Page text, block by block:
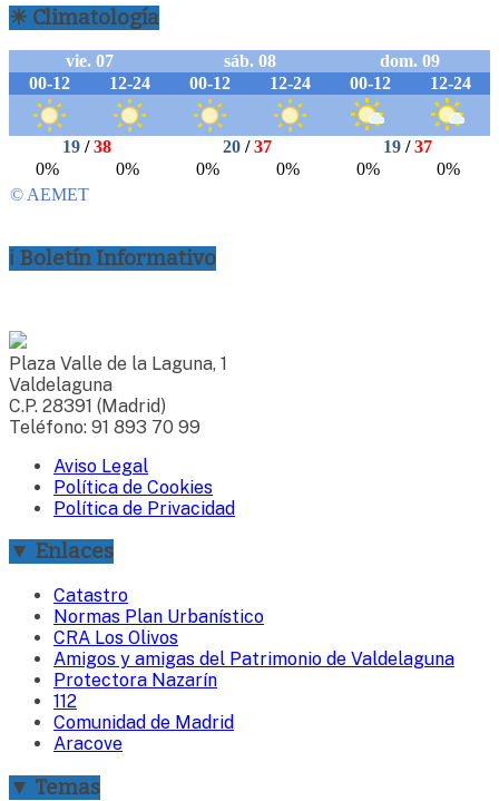
☀ Climatología
ℹ Boletín Informativo
Plaza Valle de la Laguna, 1
Valdelaguna
C.P. 28391 (Madrid)
Teléfono: 91 893 70 99
Aviso Legal
Política de Cookies
Política de Privacidad
▼ Enlaces
Catastro
Normas Plan Urbanístico
CRA Los Olivos
Amigos y amigas del Patrimonio de Valdelaguna
Protectora Nazarín
112
Comunidad de Madrid
Aracove
▼ Temas